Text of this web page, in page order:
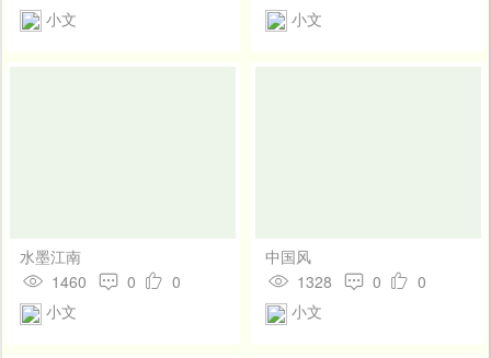
小文
小文
水墨江南
1460
0
0
小文
中国风
1328
0
0
小文